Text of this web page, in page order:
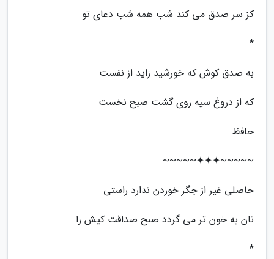
کز سر صدق می کند شب همه شب دعای تو
*
به صدق کوش که خورشید زاید از نفست
که از دروغ سیه روی گشت صبح نخست
حافظ
~~~~~✦✦✦~~~~~
حاصلی غیر از جگر خوردن ندارد راستی
نان به خون تر می گردد صبح صداقت کیش را
*